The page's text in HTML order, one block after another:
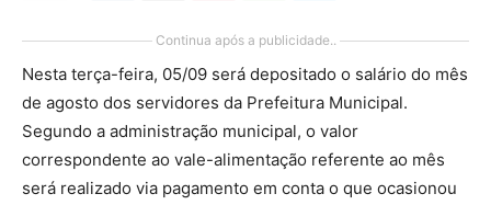
Continua após a publicidade..
Nesta terça-feira, 05/09 será depositado o salário do mês
de agosto dos servidores da Prefeitura Municipal.
Segundo a administração municipal, o valor
correspondente ao vale-alimentação referente ao mês
será realizado via pagamento em conta o que ocasionou